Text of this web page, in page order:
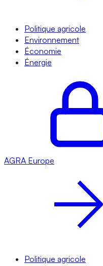
Politique agricole
Environnement
Économie
Énergie
AGRA Europe
Politique agricole